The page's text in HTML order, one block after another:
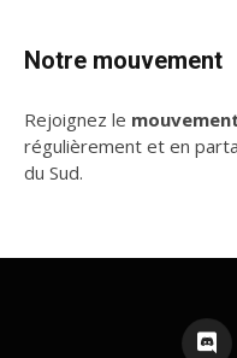
Notre mouvement
Rejoignez le
régulièrement et en
du Sud.